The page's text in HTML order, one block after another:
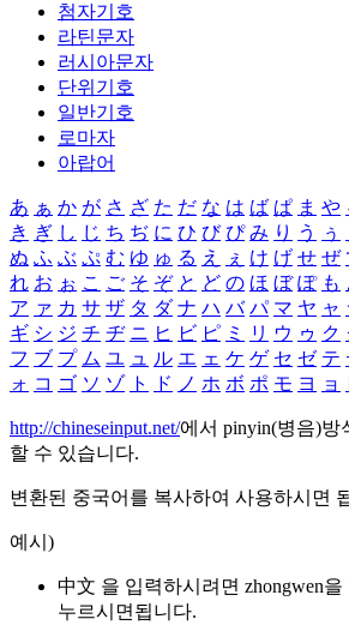
첨자기호
라틴문자
러시아문자
단위기호
일반기호
로마자
아랍어
あ ぁ か が さ ざ た だ な は ば ぱ ま や
き ぎ し じ ち ぢ に ひ び ぴ み り う ぅ
ぬ ふ ぶ ぷ む ゆ ゅ る え ぇ け げ せ ぜ
れ お ぉ こ ご そ ぞ と ど の ほ ぼ ぽ も
ア ァ カ サ ザ タ ダ ナ ハ バ パ マ ヤ ャ
ギ シ ジ チ ヂ ニ ヒ ビ ピ ミ リ ウ ゥ ク
フ ブ プ ム ユ ュ ル エ ェ ケ ゲ セ ゼ テ
ォ コ ゴ ソ ゾ ト ド ノ ホ ボ ポ モ ヨ ョ
http://chineseinput.net/에서 pinyin(병음)방
할 수 있습니다.
변환된 중국어를 복사하여 사용하시면
예시)
中文 을 입력하시려면 zhongwen을
누르시면됩니다.